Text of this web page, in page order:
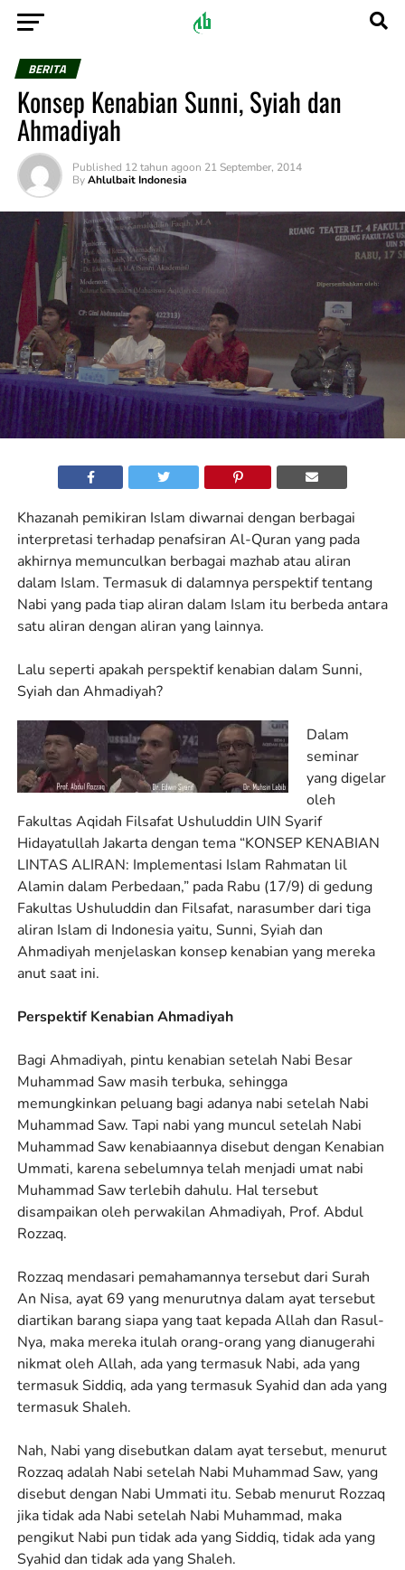
BERITA
Konsep Kenabian Sunni, Syiah dan
Ahmadiyah
Published 12 tahun agoon 21 September, 2014
By Ahlulbait Indonesia
Khazanah pemikiran Islam diwarnai dengan berbagai
interpretasi terhadap penafsiran Al-Quran yang pada
akhirnya memunculkan berbagai mazhab atau aliran
dalam Islam. Termasuk di dalamnya perspektif tentang
Nabi yang pada tiap aliran dalam Islam itu berbeda antara
satu aliran dengan aliran yang lainnya.
Lalu seperti apakah perspektif kenabian dalam Sunni,
Syiah dan Ahmadiyah?
Dalam
seminar
yang digelar
oleh
Fakultas Aqidah Filsafat Ushuluddin UIN Syarif
Hidayatullah Jakarta dengan tema “KONSEP KENABIAN
LINTAS ALIRAN: Implementasi Islam Rahmatan lil
Alamin dalam Perbedaan,” pada Rabu (17/9) di gedung
Fakultas Ushuluddin dan Filsafat, narasumber dari tiga
aliran Islam di Indonesia yaitu, Sunni, Syiah dan
Ahmadiyah menjelaskan konsep kenabian yang mereka
anut saat ini.
Perspektif Kenabian Ahmadiyah
Bagi Ahmadiyah, pintu kenabian setelah Nabi Besar
Muhammad Saw masih terbuka, sehingga
memungkinkan peluang bagi adanya nabi setelah Nabi
Muhammad Saw. Tapi nabi yang muncul setelah Nabi
Muhammad Saw kenabiaannya disebut dengan Kenabian
Ummati, karena sebelumnya telah menjadi umat nabi
Muhammad Saw terlebih dahulu. Hal tersebut
disampaikan oleh perwakilan Ahmadiyah, Prof. Abdul
Rozzaq.
Rozzaq mendasari pemahamannya tersebut dari Surah
An Nisa, ayat 69 yang menurutnya dalam ayat tersebut
diartikan barang siapa yang taat kepada Allah dan Rasul-
Nya, maka mereka itulah orang-orang yang dianugerahi
nikmat oleh Allah, ada yang termasuk Nabi, ada yang
termasuk Siddiq, ada yang termasuk Syahid dan ada yang
termasuk Shaleh.
Nah, Nabi yang disebutkan dalam ayat tersebut, menurut
Rozzaq adalah Nabi setelah Nabi Muhammad Saw, yang
disebut dengan Nabi Ummati itu. Sebab menurut Rozzaq
jika tidak ada Nabi setelah Nabi Muhammad, maka
pengikut Nabi pun tidak ada yang Siddiq, tidak ada yang
Syahid dan tidak ada yang Shaleh.